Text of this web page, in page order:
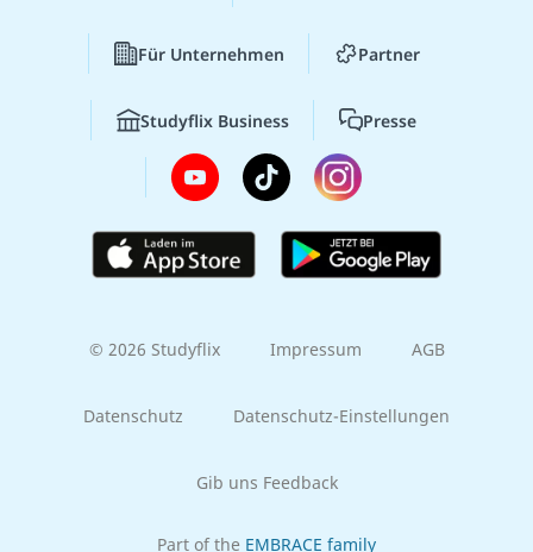
Für Unternehmen Partner
Studyflix Business Presse
© 2026 Studyflix Impressum AGB
Datenschutz Datenschutz-Einstellungen
Gib uns Feedback
Part of the EMBRACE family